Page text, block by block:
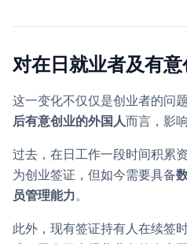
对在日就业者及有
这一变化不仅仅是创业者的问
后有意创业的外国人而言，影
过去，在日工作一段时间积累
为创业签证，但如今需要具备
员管理能力。
此外，现有签证持有人在续签